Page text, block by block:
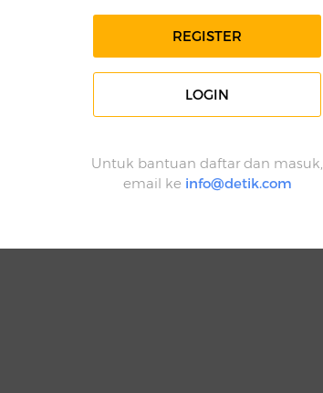
REGISTER
LOGIN
Untuk bantuan daftar dan masuk,
email ke info@detik.com